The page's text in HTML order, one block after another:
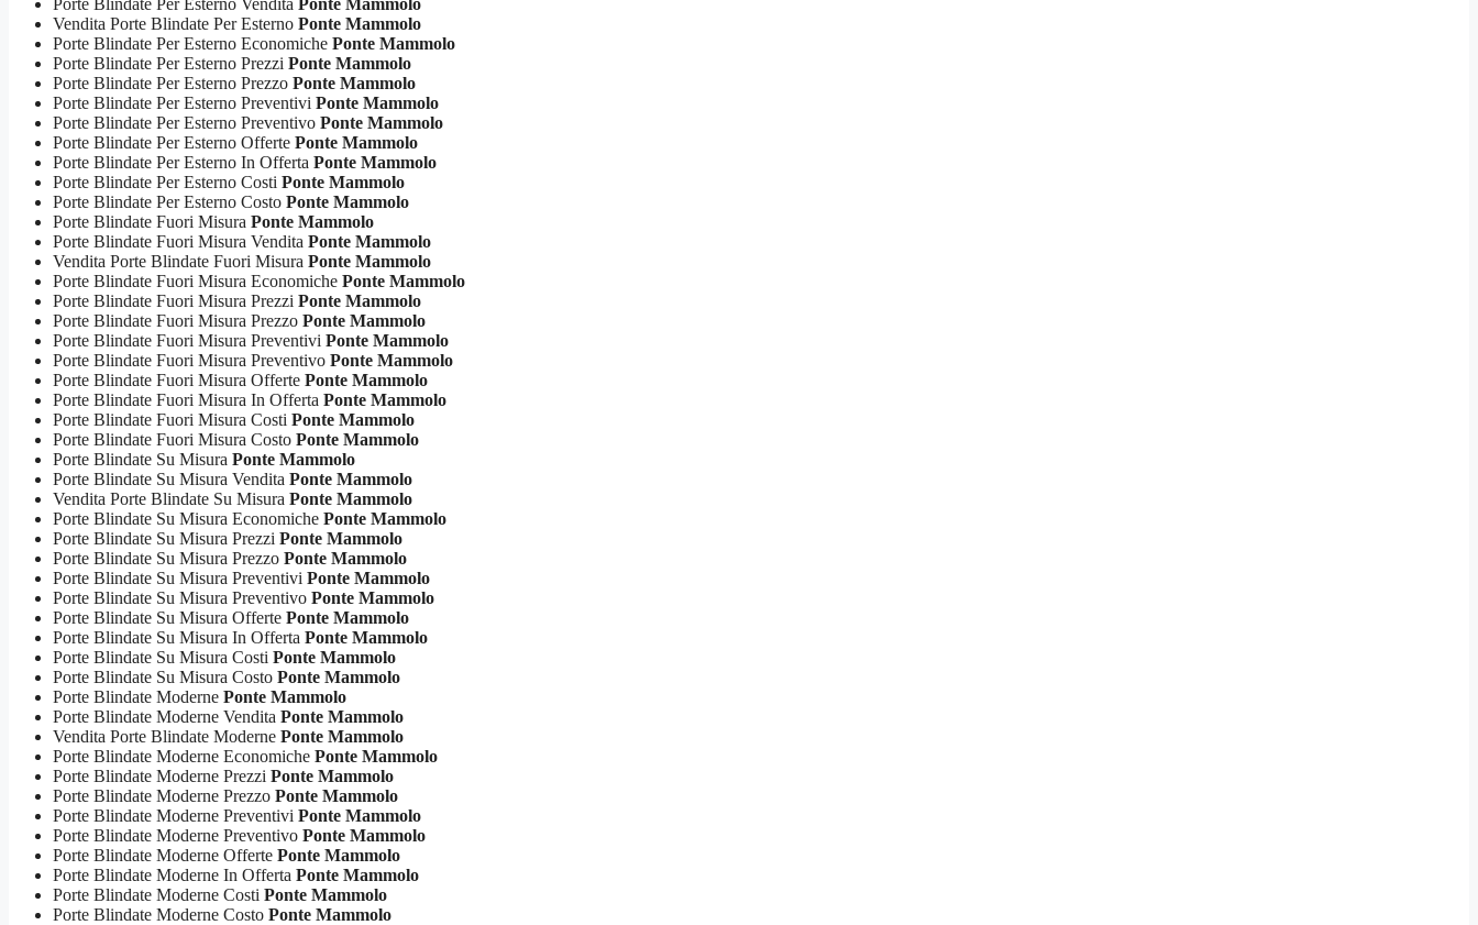
Porte Blindate Per Esterno Vendita Ponte Mammolo
Vendita Porte Blindate Per Esterno Ponte Mammolo
Porte Blindate Per Esterno Economiche Ponte Mammolo
Porte Blindate Per Esterno Prezzi Ponte Mammolo
Porte Blindate Per Esterno Prezzo Ponte Mammolo
Porte Blindate Per Esterno Preventivi Ponte Mammolo
Porte Blindate Per Esterno Preventivo Ponte Mammolo
Porte Blindate Per Esterno Offerte Ponte Mammolo
Porte Blindate Per Esterno In Offerta Ponte Mammolo
Porte Blindate Per Esterno Costi Ponte Mammolo
Porte Blindate Per Esterno Costo Ponte Mammolo
Porte Blindate Fuori Misura Ponte Mammolo
Porte Blindate Fuori Misura Vendita Ponte Mammolo
Vendita Porte Blindate Fuori Misura Ponte Mammolo
Porte Blindate Fuori Misura Economiche Ponte Mammolo
Porte Blindate Fuori Misura Prezzi Ponte Mammolo
Porte Blindate Fuori Misura Prezzo Ponte Mammolo
Porte Blindate Fuori Misura Preventivi Ponte Mammolo
Porte Blindate Fuori Misura Preventivo Ponte Mammolo
Porte Blindate Fuori Misura Offerte Ponte Mammolo
Porte Blindate Fuori Misura In Offerta Ponte Mammolo
Porte Blindate Fuori Misura Costi Ponte Mammolo
Porte Blindate Fuori Misura Costo Ponte Mammolo
Porte Blindate Su Misura Ponte Mammolo
Porte Blindate Su Misura Vendita Ponte Mammolo
Vendita Porte Blindate Su Misura Ponte Mammolo
Porte Blindate Su Misura Economiche Ponte Mammolo
Porte Blindate Su Misura Prezzi Ponte Mammolo
Porte Blindate Su Misura Prezzo Ponte Mammolo
Porte Blindate Su Misura Preventivi Ponte Mammolo
Porte Blindate Su Misura Preventivo Ponte Mammolo
Porte Blindate Su Misura Offerte Ponte Mammolo
Porte Blindate Su Misura In Offerta Ponte Mammolo
Porte Blindate Su Misura Costi Ponte Mammolo
Porte Blindate Su Misura Costo Ponte Mammolo
Porte Blindate Moderne Ponte Mammolo
Porte Blindate Moderne Vendita Ponte Mammolo
Vendita Porte Blindate Moderne Ponte Mammolo
Porte Blindate Moderne Economiche Ponte Mammolo
Porte Blindate Moderne Prezzi Ponte Mammolo
Porte Blindate Moderne Prezzo Ponte Mammolo
Porte Blindate Moderne Preventivi Ponte Mammolo
Porte Blindate Moderne Preventivo Ponte Mammolo
Porte Blindate Moderne Offerte Ponte Mammolo
Porte Blindate Moderne In Offerta Ponte Mammolo
Porte Blindate Moderne Costi Ponte Mammolo
Porte Blindate Moderne Costo Ponte Mammolo